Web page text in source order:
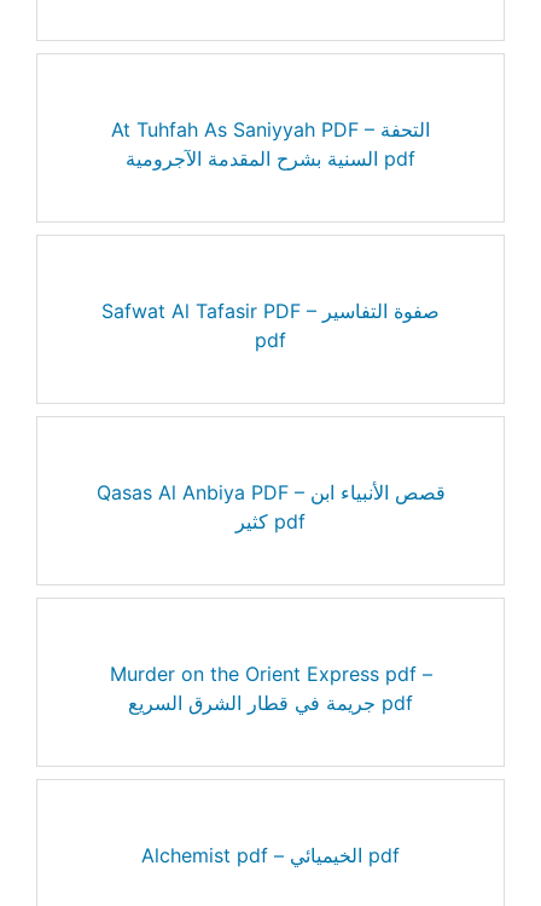
At Tuhfah As Saniyyah PDF – التحفة
السنية بشرح المقدمة الآجرومية pdf
Safwat Al Tafasir PDF – صفوة التفاسير
pdf
Qasas Al Anbiya PDF – قصص الأنبياء ابن
كثير pdf
Murder on the Orient Express pdf –
جريمة في قطار الشرق السريع pdf
Alchemist pdf – الخيميائي pdf